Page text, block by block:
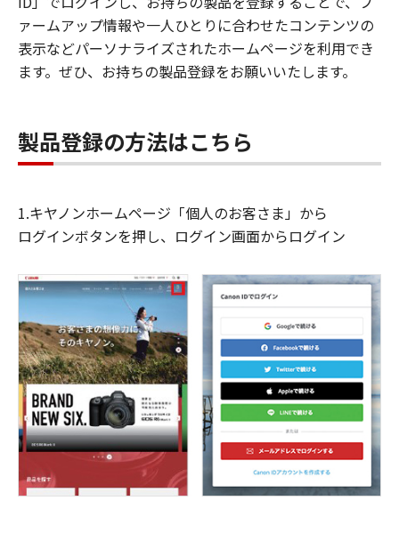
ァームアップ情報や一人ひとりに合わせたコンテンツの
表示などパーソナライズされたホームページを利用でき
ます。ぜひ、お持ちの製品登録をお願いいたします。
製品登録の方法はこちら
1.キヤノンホームページ「個人のお客さま」から
ログインボタンを押し、ログイン画面からログイン